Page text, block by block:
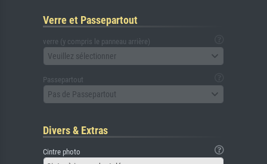
Verre et Passepartout
verre (y compris le panneau arrière)
Veuillez sélectionner
Passepartout
Pas de Passepartout
Divers & Extras
Cintre photo